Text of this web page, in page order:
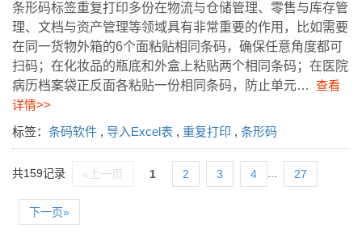
条形码标签重复打印多份在物流与仓储管理、零售与库存管
理、文档与资产管理等领域具有非常重要的作用，比如需要
在同一货物外箱的6个面粘贴相同条码，确保任意角度都可
扫码；在化妆品的瓶底和外盒上粘贴两个相同条码；在医院
病历档案袋正反面各粘贴一份相同条码，防止单元… 查看
详情>>
标签： 条码软件 , 导入Excel表 , 重复打印 , 条形码
共159记录 «上一页 1 2 3 4 27
下一页»